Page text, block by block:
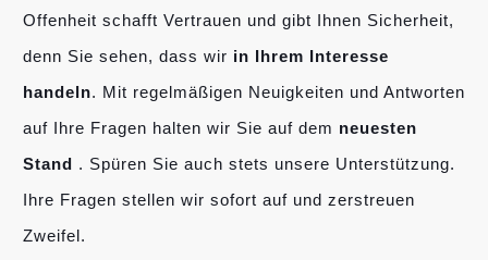
Offenheit schafft Vertrauen und gibt Ihnen Sicherheit,
denn Sie sehen, dass wir in Ihrem Interesse
handeln. Mit regelmäßigen Neuigkeiten und Antworten
auf Ihre Fragen halten wir Sie auf dem neuesten
Stand . Spüren Sie auch stets unsere Unterstützung.
Ihre Fragen stellen wir sofort auf und zerstreuen
Zweifel.